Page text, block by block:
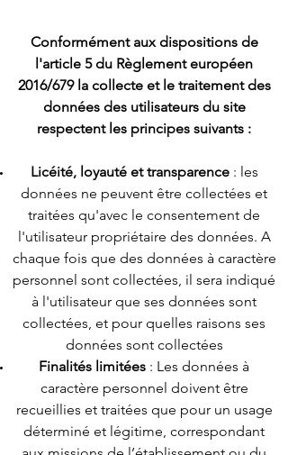
Conformément aux dispositions de
l'article 5 du Règlementeuropéen
2016/679 la collecte et le traitement des
données des utilisateursdu site
respectent les principes suivants :
Licéité, loyauté et transparence: les
données ne peuvent être collectées et
traitées qu'avec le consentement de
l'utilisateur propriétaire des données. A
chaque fois que des données à caractère
personnel sont collectées, il sera indiqué
à l'utilisateur que ses données sont
collectées, et pour quelles raisons ses
données sont collectées
Finalités limitées : Les données à
caractère personnel doivent être
recueillies et traitées que pour un usage
déterminé et légitime, correspondant